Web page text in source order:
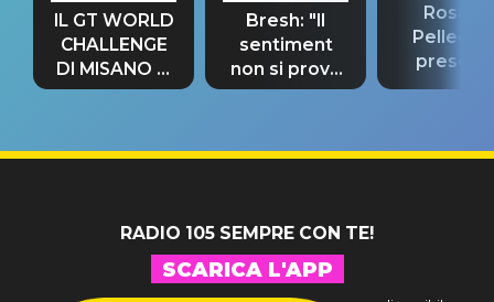
IL GT WORLD
CHALLENGE
DI MISANO si
riconferma
Bresh: "Il
sentiment
non si prova
fino alla notte
Rosario
“Così
RADIO 105 SEMPRE CON TE!
SCARICA L'APP